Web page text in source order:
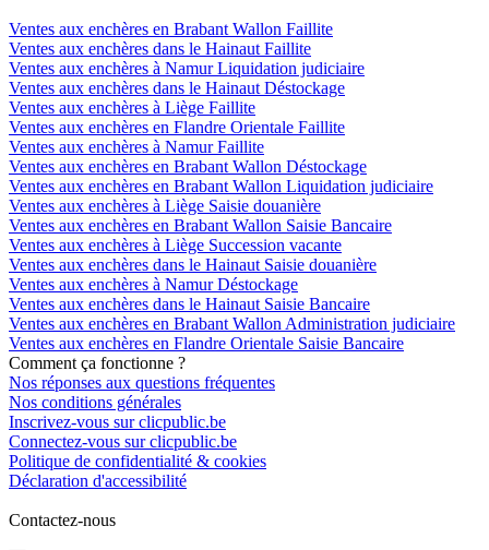
Ventes aux enchères en Brabant Wallon Faillite
Ventes aux enchères dans le Hainaut Faillite
Ventes aux enchères à Namur Liquidation judiciaire
Ventes aux enchères dans le Hainaut Déstockage
Ventes aux enchères à Liège Faillite
Ventes aux enchères en Flandre Orientale Faillite
Ventes aux enchères à Namur Faillite
Ventes aux enchères en Brabant Wallon Déstockage
Ventes aux enchères en Brabant Wallon Liquidation judiciaire
Ventes aux enchères à Liège Saisie douanière
Ventes aux enchères en Brabant Wallon Saisie Bancaire
Ventes aux enchères à Liège Succession vacante
Ventes aux enchères dans le Hainaut Saisie douanière
Ventes aux enchères à Namur Déstockage
Ventes aux enchères dans le Hainaut Saisie Bancaire
Ventes aux enchères en Brabant Wallon Administration judiciaire
Ventes aux enchères en Flandre Orientale Saisie Bancaire
Comment ça fonctionne ?
Nos réponses aux questions fréquentes
Nos conditions générales
Inscrivez-vous sur clicpublic.be
Connectez-vous sur clicpublic.be
Politique de confidentialité & cookies
Déclaration d'accessibilité
Contactez-nous